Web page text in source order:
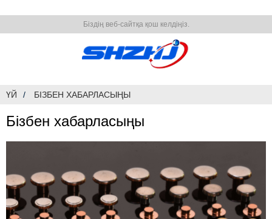
Біздің веб-сайтқа қош келдіңіз.
ҮЙ БІЗБЕН ХАБАРЛАСЫҢЫ
Бізбен хабарласыңы